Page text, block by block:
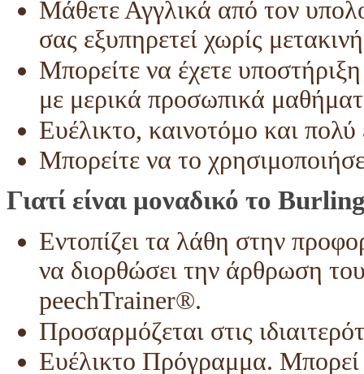
Μάθετε Αγγλικά από τον
σας εξυπηρετεί χωρίς
Μπορείτε να έχετε
με μερικά προσωπικά
Ευέλικτο, καινοτόμο και
Μπορείτε να το
Γιατί είναι μοναδικό το
Εντοπίζει τα λάθη στην
να διορθώσει την άρθρωση
peechTrainer®.
Προσαρμόζεται στις
Ευέλικτο Πρόγραμμα. Μπορεί